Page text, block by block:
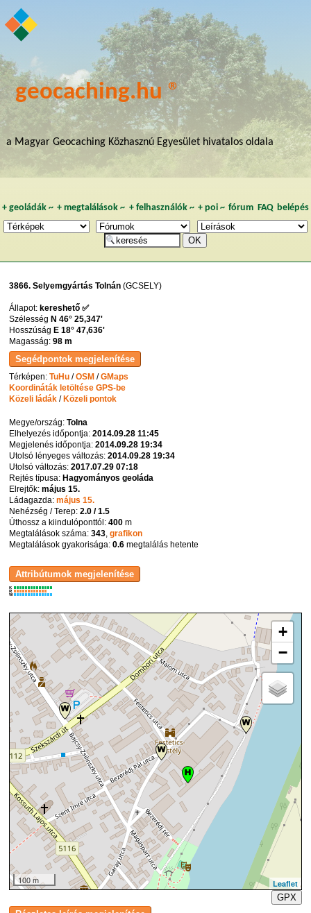
geocaching.hu ®
a Magyar Geocaching Közhasznú Egyesület hivatalos oldala
+ geoládák~ +megtalálások ~ + felhasználók~ + poi~ fórum FAQ belépés
3866. Selyemgyártás Tolnán (GCSELY)
Állapot:kereshető ✅
SzélességN 46° 25,347'
HosszúságE 18° 47,636'
Magasság:98 m
Térképen:TuHu /OSM /GMaps
Koordináták letöltése GPS-be
Közeli ládák /Közeli pontok
Megye/ország:Tolna
Elhelyezés időpontja:2014.09.28 11:45
Megjelenés időpontja:2014.09.28 19:34
Utolsó lényeges változás:2014.09.28 19:34
Utolsó változás:2017.07.29 07:18
Rejtés típusa:Hagyományos geoláda
Elrejtők:május 15.
Ládagazda:május 15.
Nehézség / Terep:2.0 / 1.5
Úthossz a kiindulóponttól:400 m
Megtalálások száma:343 ,grafikon
Megtalálások gyakorisága:0.6 megtalálás hetente
K
R
W
+
−
100 m
Leaflet
GPX